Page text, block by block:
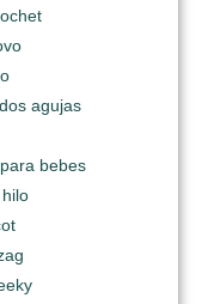
agujas
bebes